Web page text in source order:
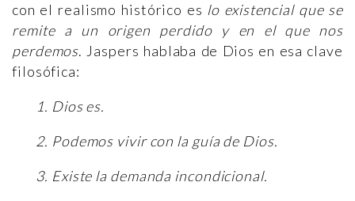
con el realismo histórico es lo existencial que se
remite a un origen perdido y en el que nos
perdemos. Jaspers hablaba de Dios en esa clave
filosófica:
1. Dios es.
2. Podemos vivir con la guía de Dios.
3. Existe la demanda incondicional.